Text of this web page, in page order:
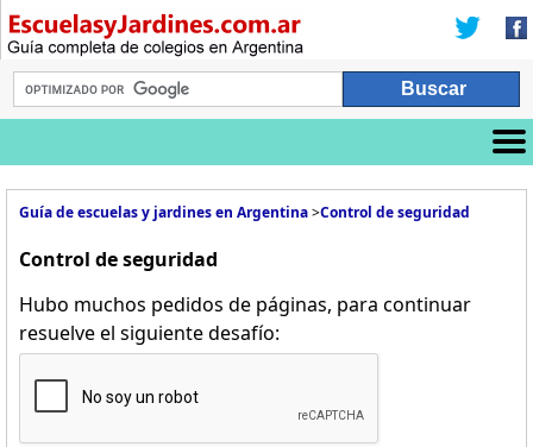
Guía de escuelas y jardines en Argentina>Control de seguridad
Control de seguridad
Hubo muchos pedidos de páginas, para continuar
resuelve el siguiente desafío: